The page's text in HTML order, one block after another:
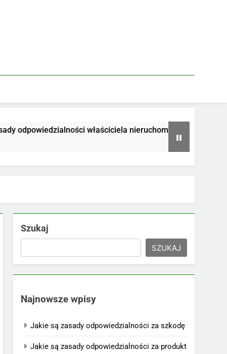
odpowiedzialności właściciela nieruchomości
Szukaj
SZUKAJ
Najnowsze wpisy
Jakie są zasady odpowiedzialności za szkodę
Jakie są zasady odpowiedzialności za produkt